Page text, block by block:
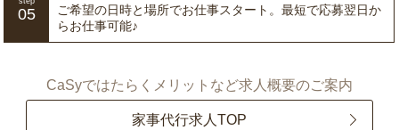
05
ご希望の日時と場所でお仕事スタート。最短で応募翌日か
らお仕事可能♪
CaSyではたらくメリットなど求人概要のご案内
家事代行求人TOP